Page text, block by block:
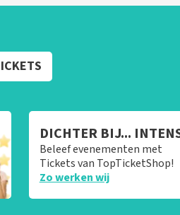
DICHTER BIJ...
Beleef evenementen met
Tickets van TopTicketShop!
Zo werken wij